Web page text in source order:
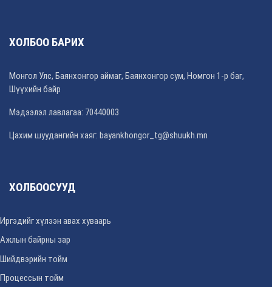
ХОЛБОО БАРИХ
Монгол Улс, Баянхонгор аймаг, Баянхонгор сум, Номгон 1-р баг,
Шүүхийн байр
Мэдээлэл лавлагаа: 70440003
Цахим шуудангийн хаяг: bayankhongor_tg@shuukh.mn
ХОЛБООСУУД
Иргэдийг хүлээн авах хуваарь
Ажлын байрны зар
Шийдвэрийн тойм
Процессын тойм